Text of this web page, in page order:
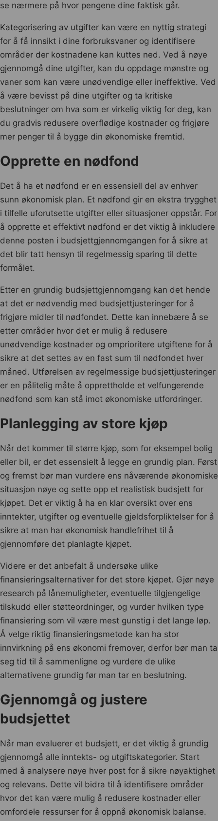
se nærmere på hvor pengene dine faktisk går.
Kategorisering av utgifter kan være en nyttig strategi
for å få innsikt i dine forbruksvaner og identifisere
områder der kostnadene kan kuttes ned. Ved å nøye
gjennomgå dine utgifter, kan du oppdage mønstre og
vaner som kan være unødvendige eller ineffektive. Ved
å være bevisst på dine utgifter og ta kritiske
beslutninger om hva som er virkelig viktig for deg, kan
du gradvis redusere overflødige kostnader og frigjøre
mer penger til å bygge din økonomiske fremtid.
Opprette en nødfond
Det å ha et nødfond er en essensiell del av enhver
sunn økonomisk plan. Et nødfond gir en ekstra trygghet
i tilfelle uforutsette utgifter eller situasjoner oppstår. For
å opprette et effektivt nødfond er det viktig å inkludere
denne posten i budsjettgjennomgangen for å sikre at
det blir tatt hensyn til regelmessig sparing til dette
formålet.
Etter en grundig budsjettgjennomgang kan det hende
at det er nødvendig med budsjettjusteringer for å
frigjøre midler til nødfondet. Dette kan innebære å se
etter områder hvor det er mulig å redusere
unødvendige kostnader og omprioritere utgiftene for å
sikre at det settes av en fast sum til nødfondet hver
måned. Utførelsen av regelmessige budsjettjusteringer
er en pålitelig måte å opprettholde et velfungerende
nødfond som kan stå imot økonomiske utfordringer.
Planlegging av store kjøp
Når det kommer til større kjøp, som for eksempel bolig
eller bil, er det essensielt å legge en grundig plan. Først
og fremst bør man vurdere ens nåværende økonomiske
situasjon nøye og sette opp et realistisk budsjett for
kjøpet. Det er viktig å ha en klar oversikt over ens
inntekter, utgifter og eventuelle gjeldsforpliktelser for å
sikre at man har økonomisk handlefrihet til å
gjennomføre det planlagte kjøpet.
Videre er det anbefalt å undersøke ulike
finansieringsalternativer for det store kjøpet. Gjør nøye
research på lånemuligheter, eventuelle tilgjengelige
tilskudd eller støtteordninger, og vurder hvilken type
finansiering som vil være mest gunstig i det lange løp.
Å velge riktig finansieringsmetode kan ha stor
innvirkning på ens økonomi fremover, derfor bør man ta
seg tid til å sammenligne og vurdere de ulike
alternativene grundig før man tar en beslutning.
Gjennomgå og justere
budsjettet
Når man evaluerer et budsjett, er det viktig å grundig
gjennomgå alle inntekts- og utgiftskategorier. Start
med å analysere nøye hver post for å sikre nøyaktighet
og relevans. Dette vil bidra til å identifisere områder
hvor det kan være mulig å redusere kostnader eller
omfordele ressurser for å oppnå økonomisk balanse.